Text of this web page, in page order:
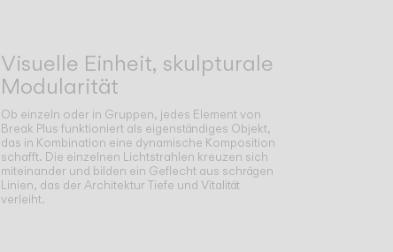
Visuelle Einheit, skulpturale
Modularität
Ob einzeln oder in Gruppen, jedes Element von
Break Plus funktioniert als eigenständiges Objekt,
das in Kombination eine dynamische Komposition
schafft. Die einzelnen Lichtstrahlen kreuzen sich
miteinander und bilden ein Geflecht aus schrägen
Linien, das der Architektur Tiefe und Vitalität
verleiht.